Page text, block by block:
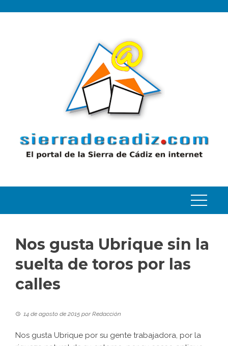
Nos gusta Ubrique sin la
suelta de toros por las
calles
14 de agosto de 2015 porRedacción
Nos gusta Ubrique por su gente trabajadora, por la